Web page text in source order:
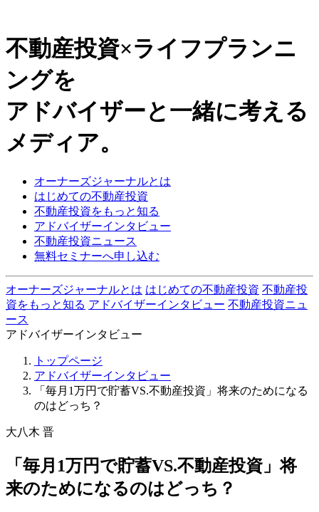
不動産投資×ライフプランニ
ングを
アドバイザーと一緒に考える
メディア。
オーナーズジャーナルとは
はじめての不動産投資
不動産投資をもっと知る
アドバイザーインタビュー
不動産投資ニュース
無料セミナーへ申し込む
オーナーズジャーナルとは はじめての不動産投資 不動産投
資をもっと知る アドバイザーインタビュー 不動産投資ニュ
ース
アドバイザーインタビュー
トップページ
アドバイザーインタビュー
「毎月1万円で貯蓄VS.不動産投資」将来のためになる
のはどっち？
大八木 晋
「毎月1万円で貯蓄VS.不動産投資」将
来のためになるのはどっち？